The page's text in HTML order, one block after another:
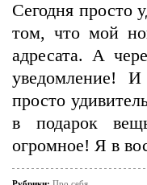
Сегодня просто
том, что мой
адресата. А
уведомление!
просто
в подарок
огромное! Я в